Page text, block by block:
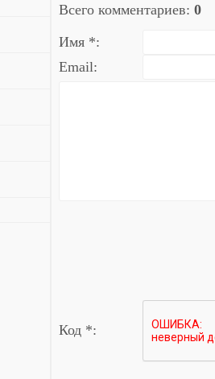
Всего комментариев: 0
Имя *:
Email:
Код *: